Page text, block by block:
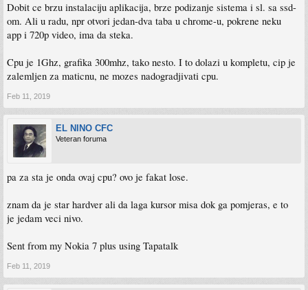
Dobit ce brzu instalaciju aplikacija, brze podizanje sistema i sl. sa ssd-
om. Ali u radu, npr otvori jedan-dva taba u chrome-u, pokrene neku
app i 720p video, ima da steka.
Cpu je 1Ghz, grafika 300mhz, tako nesto. I to dolazi u kompletu, cip je
zalemljen za maticnu, ne mozes nadogradjivati cpu.
Feb 11, 2019
EL NINO CFC
Veteran foruma
pa za sta je onda ovaj cpu? ovo je fakat lose.
znam da je star hardver ali da laga kursor misa dok ga pomjeras, e to
je jedam veci nivo.
Sent from my Nokia 7 plus using Tapatalk
Feb 11, 2019